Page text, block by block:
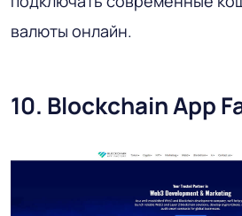
валюты онлайн.
10. Blockchain App